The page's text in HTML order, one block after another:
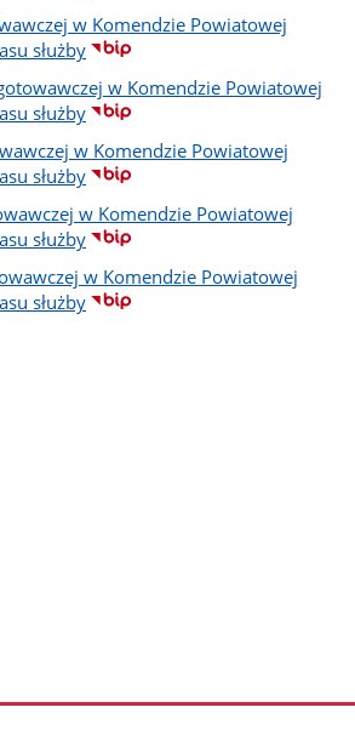
w Komendzie Powiatowej
służby
w Komendzie Powiatowej
służby
w Komendzie Powiatowej
służby
w Komendzie Powiatowej
służby
w Komendzie Powiatowej
służby